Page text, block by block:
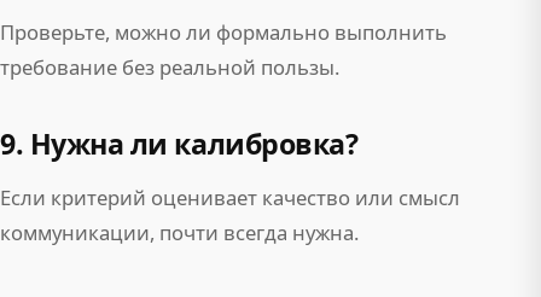
Проверьте, можно ли формально выполнить
требование без реальной пользы.
9. Нужна ли калибровка?
Если критерий оценивает качество или смысл
коммуникации, почти всегда нужна.